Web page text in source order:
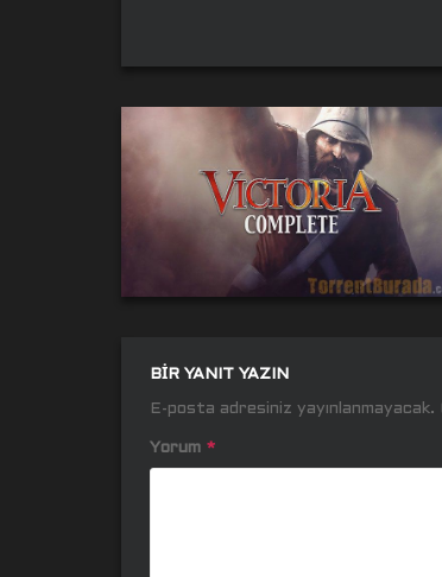
BIR YANIT YAZIN
E-posta adresiniz yayınlanmayacak.
Yorum *